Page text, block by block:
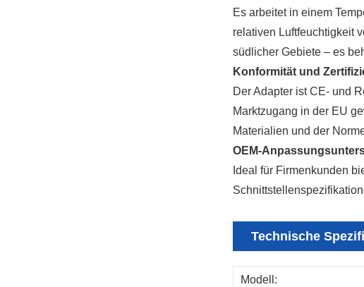
Es arbeitet in einem
relativen Luftfeuchtigkeit
südlicher Gebiete – es
Konformität und
Der Adapter ist CE- und
Marktzugang in der EU
Materialien und der
OEM-
Ideal für Firmenkunden
Technische
Modell: